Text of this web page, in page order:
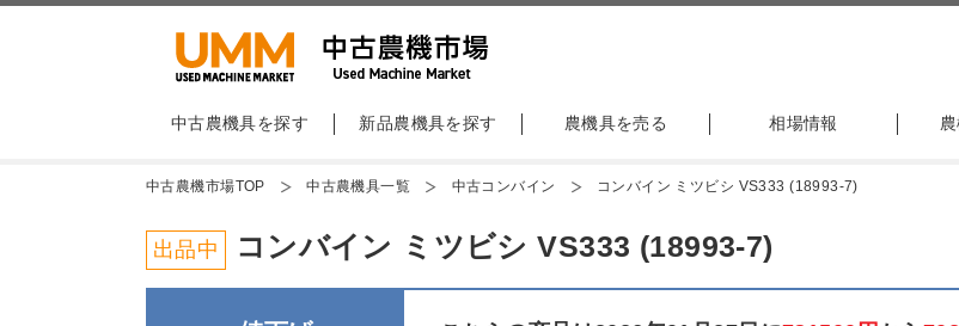
中古農機具を探す 新品農機具を探す 農機具を売る 相場情報
中古農機市場TOP 中古農機具一覧 中古コンバイン コンバイン ミツビシ VS333 (18993-7)
出品中 コンバイン ミツビシ VS333 (18993-7)